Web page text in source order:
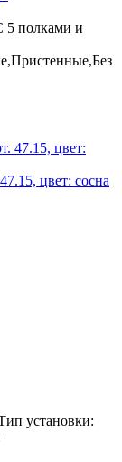
5 полками и
цвет: сосна
установки: